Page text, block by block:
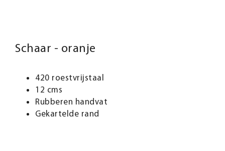
Schaar - oranje
420 roestvrijstaal
12 cms
Rubberen handvat
Gekartelde rand